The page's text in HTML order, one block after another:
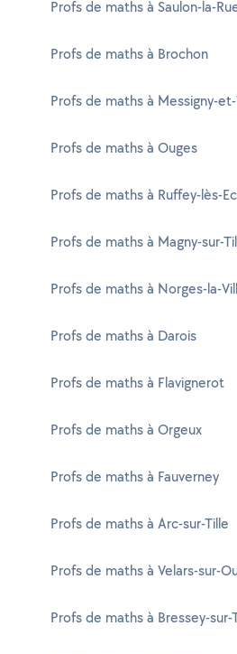
Profs de maths à Saulon-la-
Profs de maths à Brochon
Profs de maths à Messigny-
Profs de maths à Ouges
Profs de maths à Ruffey-lès-
Profs de maths à Magny-sur-
Profs de maths à Norges-la-
Profs de maths à Darois
Profs de maths à Flavignerot
Profs de maths à Orgeux
Profs de maths à Fauverney
Profs de maths à Arc-sur-Tille
Profs de maths à Velars-sur-
Profs de maths à Bressey-sur-